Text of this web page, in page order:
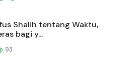
Shalih tentang Waktu,
bagi y...
93